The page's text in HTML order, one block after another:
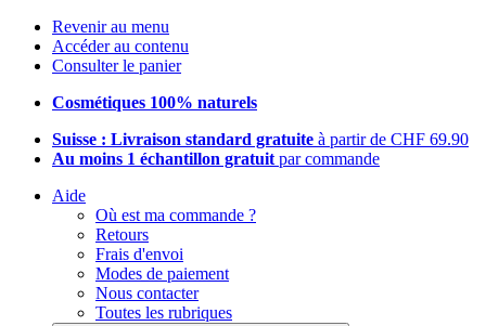
Revenir au menu
Accéder au contenu
Consulter le panier
Cosmétiques 100% naturels
Suisse : Livraison standard gratuite à partir de CHF 69.90
Au moins 1 échantillon gratuit par commande
Aide
Où est ma commande ?
Retours
Frais d'envoi
Modes de paiement
Nous contacter
Toutes les rubriques